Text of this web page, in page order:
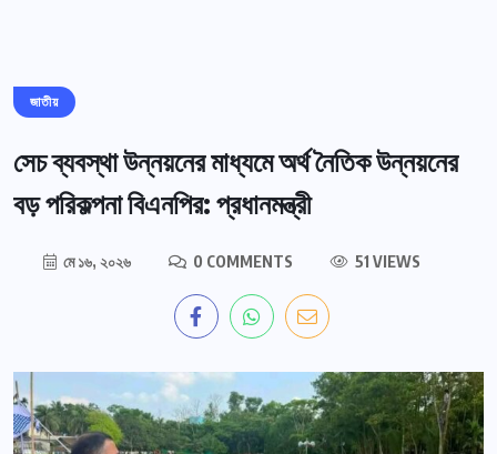
জাতীয়
সেচ ব্যবস্থা উন্নয়নের মাধ্যমে অর্থ নৈতিক উন্নয়নের
বড় পরিকল্পনা বিএনপির: প্রধানমন্ত্রী
মে ১৬, ২০২৬ 0 COMMENTS 51 VIEWS